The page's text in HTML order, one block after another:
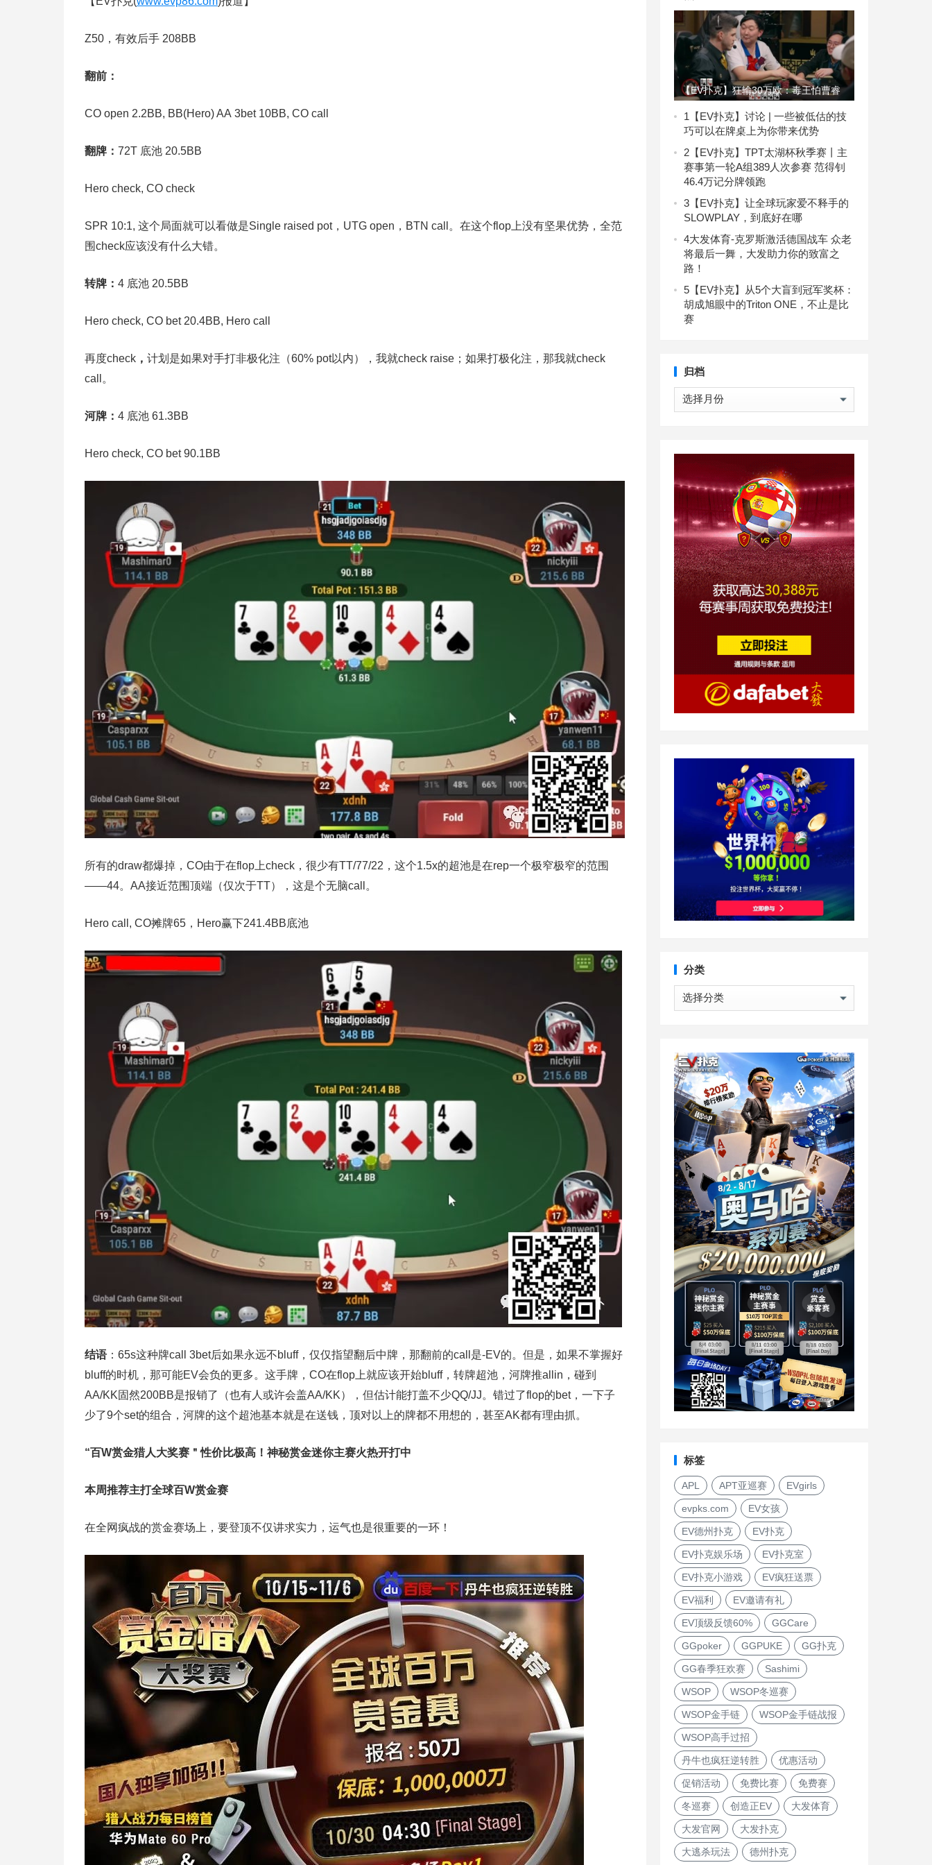
Z50，有效后手 208BB
翻前：
CO open 2.2BB, BB(Hero) AA 3bet 10BB, CO call
翻牌： 72T 底池 20.5BB
Hero check, CO check
SPR 10:1, 这个局面就可以看做是Single raised pot，UTG open，BTN call。在这个flop上没有坚果优势，全范
围check应该没有什么大错。
转牌： 4 底池 20.5BB
Hero check, CO bet 20.4BB, Hero call
再度check ， 计划是如果对手打非极化注（60% pot以内），我就check raise；如果打极化注，那我就check
call。
河牌： 4 底池 61.3BB
Hero check, CO bet 90.1BB
所有的draw都爆掉，CO由于在flop上check，很少有TT/77/22，这个1.5x的超池是在rep一个极窄极窄的范围
——44。AA接近范围顶端（仅次于TT），这是个无脑call。
Hero call, CO摊牌65，Hero赢下241.4BB底池
结语：65s这种牌call 3bet后如果永远不bluff，仅仅指望翻后中牌，那翻前的call是-EV的。但是，如果不掌握好
bluff的时机，那可能EV会负的更多。这手牌，CO在flop上就应该开始bluff，转牌超池，河牌推allin，碰到
AA/KK固然200BB是报销了（也有人或许会盖AA/KK），但估计能打盖不少QQ/JJ。错过了flop的bet，一下子
少了9个set的组合，河牌的这个超池基本就是在送钱，顶对以上的牌都不用想的，甚至AK都有理由抓。
“百W赏金猎人大奖赛＂性价比极高！ 神秘赏金迷你主赛火热开打中
本周推荐主打全球百W赏金赛
在全网疯战的赏金赛场上，要登顶不仅讲求实力，运气也是很重要的一环！
【EV扑克】狂输30万欧：毒王怕曹睿
跟注不敢诈唬，没想到曹睿也是装
的……
1 【EV扑克】讨论 | 一些被低估的技
巧可以在牌桌上为你带来优势
2 【EV扑克】TPT太湖杯秋季赛丨主
赛事第一轮A组389人次参赛 范得钊
46.4万记分牌领跑
3 【EV扑克】让全球玩家爱不释手的
SLOWPLAY，到底好在哪
4大发体育-克罗斯激活德国战车 众老
将最后一舞，大发助力你的致富之
路！
5 【EV扑克】从5个大盲到冠军奖杯：
胡成旭眼中的Triton ONE，不止是比
赛
归档
归
分类
分
类
标签
APL APT亚巡赛 EVgirls
evpks.com EV女孩
EV德州扑克 EV扑克
EV扑克娱乐场 EV扑克室
EV扑克小游戏 EV疯狂送票
EV福利 EV邀请有礼
EV顶级反馈60% GGCare
GGpoker GGPUKE GG扑克
GG春季狂欢赛 Sashimi
WSOP WSOP冬巡赛
WSOP金手链 WSOP金手链战报
WSOP高手过招
丹牛也疯狂逆转胜 优惠活动
促销活动 免费比赛 免费赛
冬巡赛 创造正EV 大发体育
大发官网 大发扑克
大逃杀玩法 德州扑克